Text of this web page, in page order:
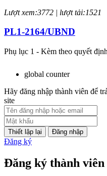
Lượt xem:3772 | lượt tải:1521
PL1-2164/UBND
Phụ lục 1 - Kèm theo quyết
PL2-2164/UBND
Phụ lục 2 - Kèm theo quyết định
Lượt xem:1998 | lượt tải:1060
PL3-2164/UBND
Phụ lục 3 - Kèm theo quyết định
global counter
Hãy đăng nhập thành viên để
site
Đăng nhập
Đăng ký
Đăng ký thành viên